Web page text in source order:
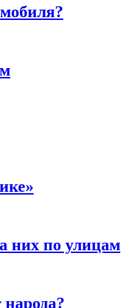
них по улицам